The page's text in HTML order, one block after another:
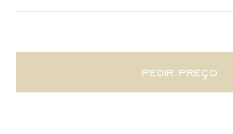
pedir preço